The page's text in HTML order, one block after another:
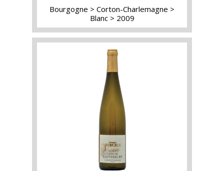
Bourgogne
Corton-Charlemagne
Blanc
2009